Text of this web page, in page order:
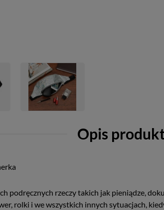
Opis
podręcznych rzeczy takich jak pieniądze,
rolki i we wszystkich innych sytuacjach,